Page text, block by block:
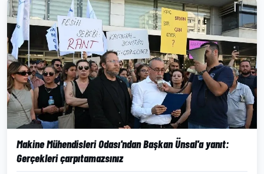
Makine Mühendisleri Odası'ndan Başkan Ünsal'a yanıt:
Gerçekleri çarpıtamazsınız